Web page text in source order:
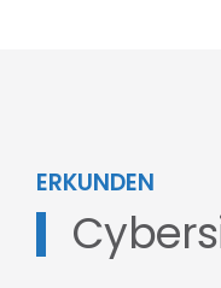
ERKUNDEN